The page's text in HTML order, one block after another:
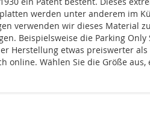
werden unter anderem im
verwenden wir dieses Material
Beispielsweise die Parking
Herstellung etwas preiswerter
online. Wählen Sie die Größe